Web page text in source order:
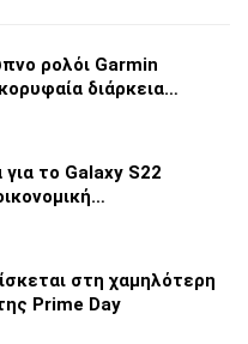
ρολόι Garmin
κορυφαία διάρκεια…
το Galaxy S22
στη χαμηλότερη
Prime Day